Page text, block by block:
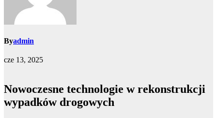
Byadmin
cze 13, 2025
Nowoczesne technologie w rekonstrukcji
wypadków drogowych